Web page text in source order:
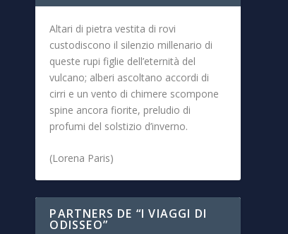
Altari di pietra vestita di rovi
custodiscono il silenzio millenario di
queste rupi figlie dell’eternità del
vulcano; alberi ascoltano accordi di
cirri e un vento di chimere scompone
spine ancora fiorite, preludio di
profumi del solstizio d’inverno.
(Lorena Paris)
PARTNERS DE “I VIAGGI DI
ODISSEO”